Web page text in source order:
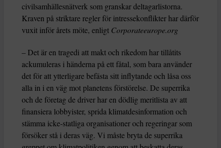
civilsamhällesnätverk som granskar deltagarlistorna.
Kraven på striktare regler för intressekonflikter har därför
vuxit inför årets möte, enligt Corporateeurope.org
– Det är en tragedi att makt och rikedom har tillåtits
ackumuleras i händerna på ett fåtal, som bara använder
det för att ytterligare befästa sitt inflytande och låsa oss
alla in i en väg mot planetens förstörelse. De superrika
och de företag de driver har en dödlig meritlista av att
finansiera lobbyister, sprida klimatdesinformation och
stämma icke-statliga organisationer och regeringar som
försöker stå i deras väg. Vi måste bryta de superrika